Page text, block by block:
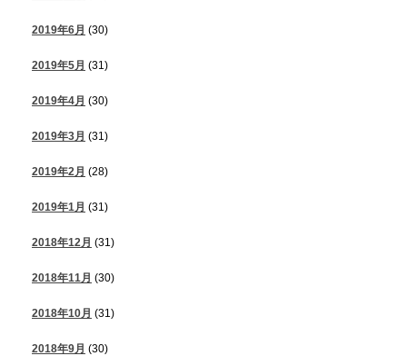
2019年6月 (30)
2019年5月 (31)
2019年4月 (30)
2019年3月 (31)
2019年2月 (28)
2019年1月 (31)
2018年12月 (31)
2018年11月 (30)
2018年10月 (31)
2018年9月 (30)